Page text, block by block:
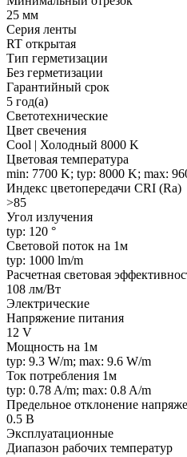
25 мм
Серия ленты
RT открытая
Тип герметизации
Без герметизации
Гарантийный срок
5 год(а)
Светотехнические
Цвет свечения
Cool | Холодный 8000 K
Цветовая температура
min: 7700 K; typ: 8000 K; max:
Индекс цветопередачи CRI (Ra)
>85
Угол излучения
typ: 120 °
Световой поток на 1м
typ: 1000 lm/m
Расчетная световая
108 лм/Вт
Электрические
Напряжение питания
12 V
Мощность на 1м
typ: 9.3 W/m; max: 9.6 W/m
Ток потребления 1м
typ: 0.78 A/m; max: 0.8 A/m
Предельное отклонение
0.5 В
Эксплуатационные
Диапазон рабочих температур